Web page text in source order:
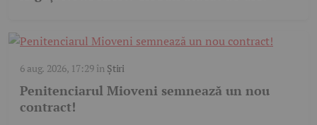
6 aug. 2026, 17:29în Știri
Penitenciarul Mioveni semnează un nou
contract!